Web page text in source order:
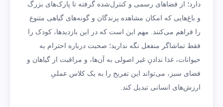
دارد؛ از فضاهای رسمی و کنترل‌شده گرفته تا پارک‌های بزرگ
و باغ‌هایی که امکان مشاهده پرندگان و گونه‌های گیاهی متنوع
را فراهم می‌کنند. مهم این است که در این بازدیدها، کودک را
فقط تماشاگر منفعل نگه ندارید؛ صحبت درباره احترام به
حیوانات، غذا ندادنِ غیر اصولی به آن‌ها، و مراقبت از گیاهان و
فضای سبز، می‌تواند این تفریح را به یک کلاس عملیِ
ارزش‌های انسانی تبدیل کند.